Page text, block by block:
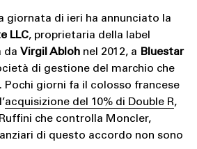
giornata di ieri ha annunciato la
LLC, proprietaria della label
da Virgil Ablohnel 2012, a Bluestar
di gestione del marchio che
Pochi giorni fa il colosso francese
acquisizione del 10% di Double R,
che controlla Moncler,
di questo accordo non sono